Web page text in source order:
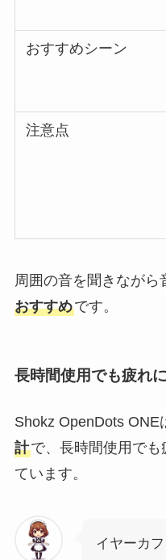
おすすめシーン
注意点
周囲の音を聞きながら
おすすめです。
長時間使用でも疲れ
Shokz OpenDots ONE
計で、長時間使用でも
ています。
イヤーカ